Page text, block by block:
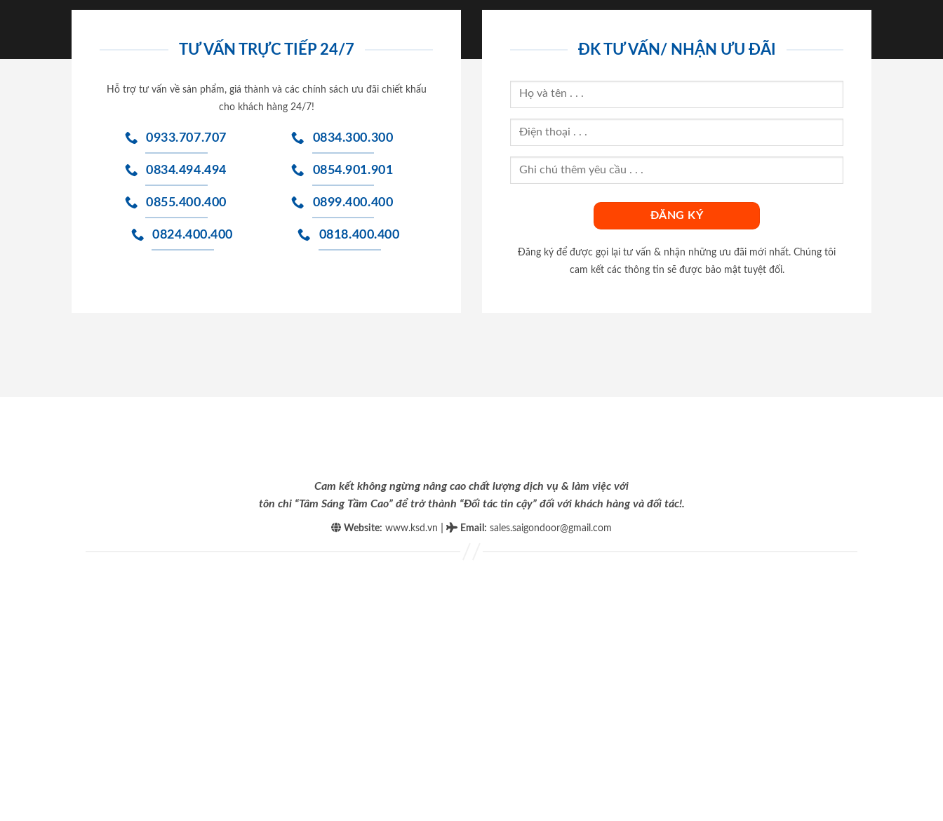
TƯ VẤN TRỰC TIẾP 24/7
Hỗ trợ tư vấn về sản phẩm, giá thành và các chính sách ưu đãi chiết khấu
cho khách hàng 24/7!
0933.707.707
0834.494.494
0855.400.400
0824.400.400
0834.300.300
0854.901.901
0899.400.400
0818.400.400
ĐK TƯ VẤN/ NHẬN ƯU ĐÃI
Đăng ký để được gọi lại tư vấn & nhận những ưu đãi mới nhất. Chúng tôi
cam kết các thông tin sẽ được bảo mật tuyệt đối.
Cam kết không ngừng nâng cao chất lượng dịch vụ & làm việc với
tôn chỉ “Tâm Sáng Tầm Cao” để trở thành “Đối tác tin cậy” đối với khách hàng và đối tác!.
Website: www.ksd.vn Email : sales.saigondoor@gmail.com